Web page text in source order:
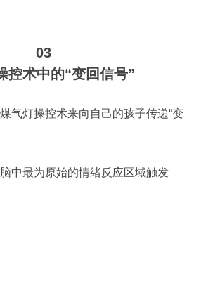
03
控术中的“变回信号”
气灯操控术来向自己的孩子传递“变
中最为原始的情绪反应区域触发